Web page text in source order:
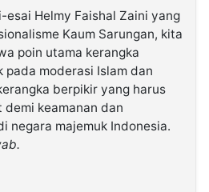
esai Helmy Faishal Zaini yang
Kaum Sarungan, kita
poin utama kerangka
moderasi Islam dan
berpikir yang harus
keamanan dan
negara majemuk Indonesia.